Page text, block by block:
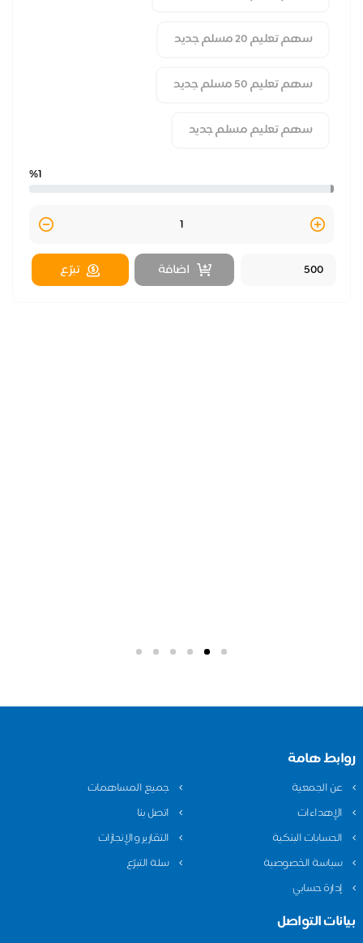
سهم تعليم 20 مسلم جديد
سهم تعليم 50 مسلم جديد
سهم تعليم مسلم جديد
Quantity
اضافة
تبرّع
هامة
الجمعية
جميع المساهمات
اتصل بنا
البنكية
التقارير والإنجازات
الخصوصية
سلة التبرّع
حسابي
التواصل